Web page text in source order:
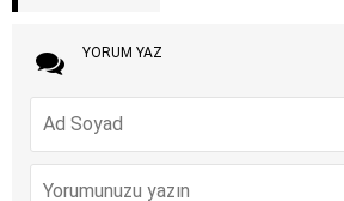
YORUM YAZ